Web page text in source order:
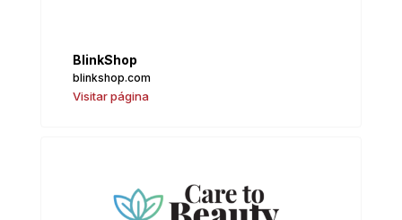
BlinkShop
blinkshop.com
Visitar página